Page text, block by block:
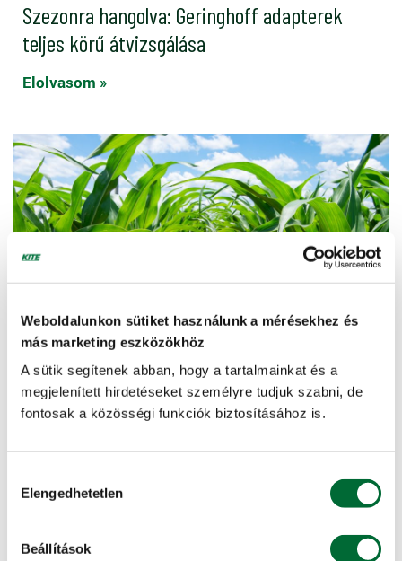
Weboldalunkon sütiket használunk a mérésekhez és
más marketing eszközökhöz
A sütik segítenek abban, hogy a tartalmainkat és a
megjelenített hirdetéseket személyre tudjuk szabni, de
fontosak a közösségi funkciók biztosításához is.
kiválasztása
Elengedhetetlen
Beállítások
Szezonra hangolva: Geringhoff adapterek
teljes körű átvizsgálása
Elolvasom »
NÖVÉNYVÉDELEM 2026. April 17.
Elindult a vetés. Készüljünk fel a kukorica
gyomirtására!
Elolvasom »